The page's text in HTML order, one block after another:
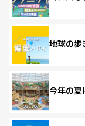
地球の
今年の夏